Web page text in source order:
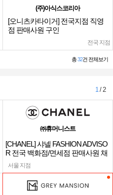
(주)아식스코리아
[오니츠카타이거] 전국지점 직영
점 판매사원 구인
전국 지점
총32건 전체보기
1/ 2
㈜휴머니스트
[CHANEL] 샤넬 FASHION ADVISO
R 전국 백화점/면세점 판매사원 채
용
서울 지점